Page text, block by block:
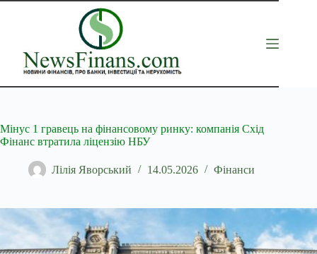
Перейти
Мінус 1 гравець на фінансовому ринку: компанія Схід
Фінанс втратила ліцензію НБУ
Лілія Яворський 14.05.2026 Фінанси